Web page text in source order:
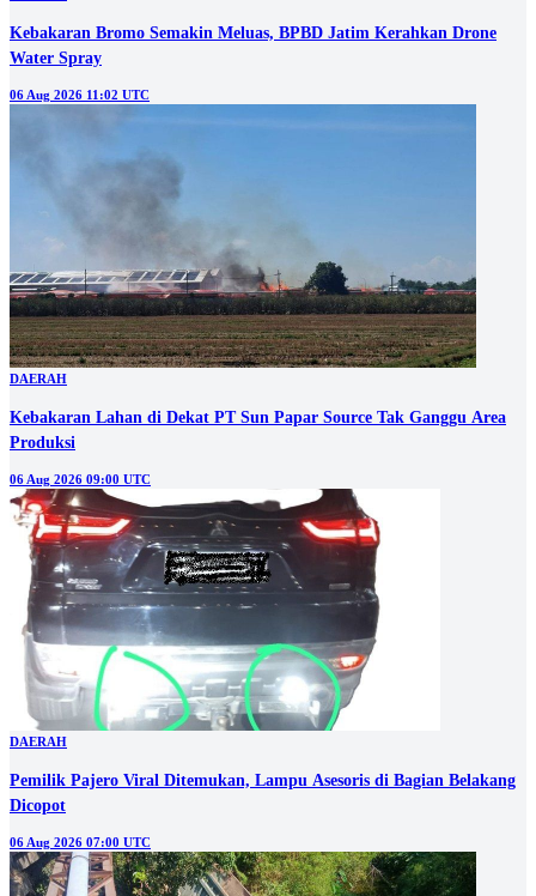
Kebakaran Bromo Semakin Meluas, BPBD Jatim Kerahkan Drone
Water Spray
06 Aug 2026 11:02 UTC
DAERAH
Kebakaran Lahan di Dekat PT Sun Papar Source Tak Ganggu Area
Produksi
06 Aug 2026 09:00 UTC
DAERAH
Pemilik Pajero Viral Ditemukan, Lampu Asesoris di Bagian Belakang
Dicopot
06 Aug 2026 07:00 UTC